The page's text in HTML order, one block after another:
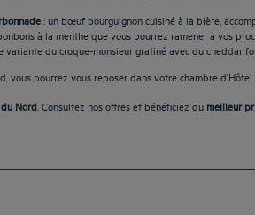
: un bœuf bourguignon cuisiné à la bière,
à la menthe que vous pourrez ramener à vos
variante du croque-monsieur gratiné avec du cheddar
vous pourrez vous reposer dans votre chambre
Nord . Consultez nos offres et bénéficiez du meilleur